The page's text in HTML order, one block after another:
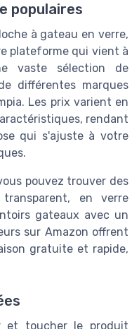
populaires
à gateau en verre,
plateforme qui vient à
vaste sélection de
différentes marques
Les prix varient en
rendant
qui s'ajuste à votre
pouvez trouver des
en verre
gateaux avec un
sur Amazon offrent
gratuite et rapide,
et toucher le produit